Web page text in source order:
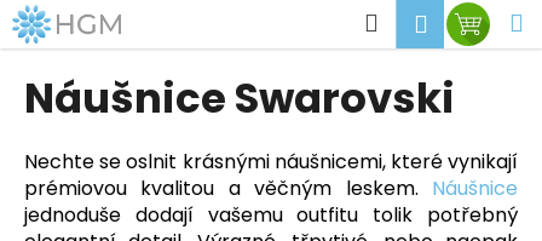
Přejít
na
obsah
Hledat
Náušnice Swarovski
Nechte se oslnit krásnými náušnicemi, které vynikají
prémiovou kvalitou a věčným leskem. Náušnice
jednoduše dodají vašemu outfitu tolik potřebný
K
o
o
p
o